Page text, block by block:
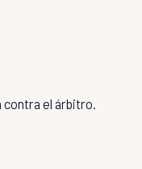
contra el árbitro.